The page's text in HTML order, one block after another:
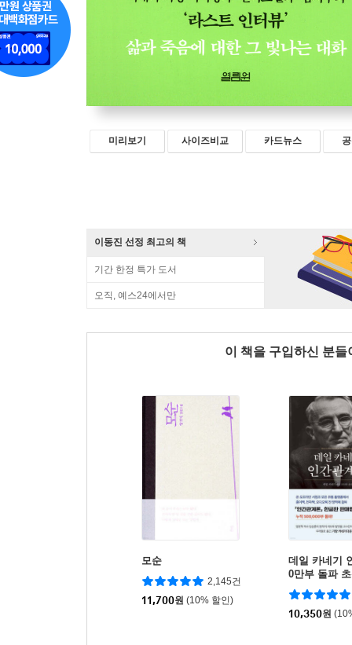
미리보기 사이즈비교 카드뉴스
이동진 선정 최고의 책
기간 한정 특가 도서
오직, 예스24에서만
이 책을 구입하신 분
모순
2,145건
11,700원 (10% 할인)
데일 카네기
0만부 돌파
역본)
10,350원